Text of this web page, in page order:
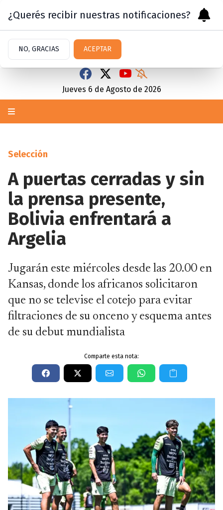
Jueves 6 de Agosto de 2026
Selección
A puertas cerradas y sin
la prensa presente,
Bolivia enfrentará a
Argelia
Jugarán este miércoles desde las 20.00 en
Kansas, donde los africanos solicitaron
que no se televise el cotejo para evitar
filtraciones de su onceno y esquema antes
de su debut mundialista
Comparte esta nota:
¿Querés recibir nuestras notificaciones?
NO, GRACIAS ACEPTAR